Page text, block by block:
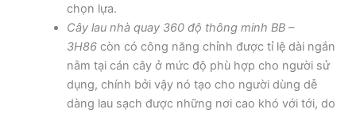
chọn lựa.
Cây lau nhà quay 360 độ thông minh BB –
3H86 còn có công năng chỉnh được tỉ lệ dài ngắn
nằm tại cán cây ở mức độ phù hợp cho người sử
dụng, chính bởi vậy nó tạo cho người dùng dễ
dàng lau sạch được những nơi cao khó với tới, do